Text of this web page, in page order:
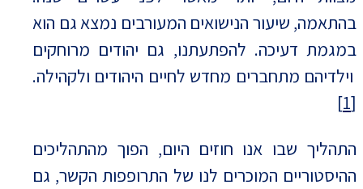
בהתאמה, שיעור הנישואים המעורבים נמצא גם הוא
במגמת דעיכה. להפתעתנו, גם יהודים מרוחקים
וילדיהם מתחברים מחדש לחיים היהודים ולקהילה.
[1]
התהליך שבו אנו חוזים היום, הפוך מהתהליכים
ההיסטוריים המוכרים לנו של התרופפות הקשר, גם